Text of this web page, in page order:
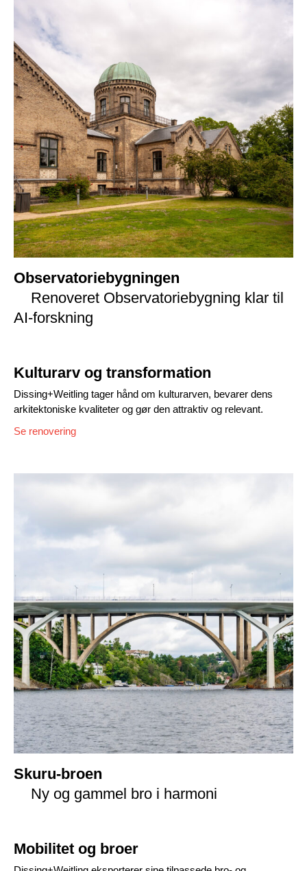
Observatoriebygningen
Renoveret Observatoriebygning klar til
AI-forskning
Kulturarv og transformation
Dissing+Weitling tager hånd om kulturarven, bevarer dens
arkitektoniske kvaliteter og gør den attraktiv og relevant.
Se renovering
Skuru-broen
Ny og gammel bro i harmoni
Mobilitet og broer